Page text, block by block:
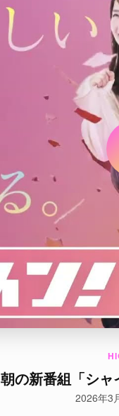
朝の新番組「シャ
2026年3